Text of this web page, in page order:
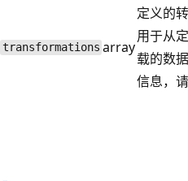
transformations array
定义的
用于从
载的数
信息，